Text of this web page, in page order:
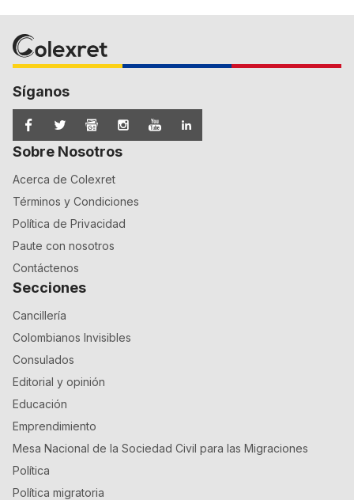
Síganos
Sobre Nosotros
Acerca de Colexret
Términos y Condiciones
Política de Privacidad
Paute con nosotros
Contáctenos
Secciones
Cancillería
Colombianos Invisibles
Consulados
Editorial y opinión
Educación
Emprendimiento
Mesa Nacional de la Sociedad Civil para las Migraciones
Política
Política migratoria